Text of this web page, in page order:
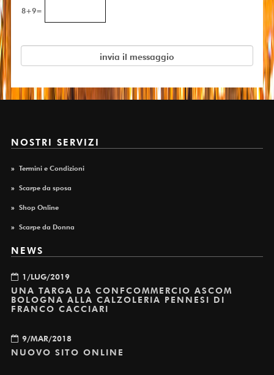
8+9=
NOSTRI SERVIZI
Termini e Condizioni
Scarpe da sposa
Shop Online
Scarpe da Donna
NEWS
1/LUG/2019
UNA TARGA DA CONFCOMMERCIO ASCOM
BOLOGNA ALLA CALZOLERIA PENNESI DI
FRANCO CACCIARI
9/MAR/2018
NUOVO SITO ONLINE